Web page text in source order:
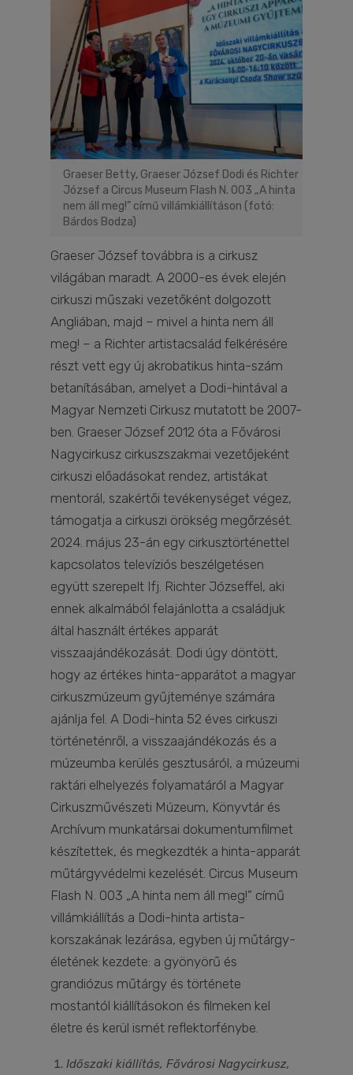
Graeser Betty, Graeser József Dodi és Richter
József a Circus Museum Flash N. 003 „A hinta
nem áll meg!” című villámkiállításon (fotó:
Bárdos Bodza)
Graeser József továbbra is a cirkusz
világában maradt. A 2000-es évek elején
cirkuszi műszaki vezetőként dolgozott
Angliában, majd – mivel a hinta nem áll
meg! – a Richter artistacsalád felkérésére
részt vett egy új akrobatikus hinta-szám
betanításában, amelyet a Dodi-hintával a
Magyar Nemzeti Cirkusz mutatott be 2007-
ben. Graeser József 2012 óta a Fővárosi
Nagycirkusz cirkuszszakmai vezetőjeként
cirkuszi előadásokat rendez, artistákat
mentorál, szakértői tevékenységet végez,
támogatja a cirkuszi örökség megőrzését.
2024. május 23-án egy cirkusztörténettel
kapcsolatos televíziós beszélgetésen
együtt szerepelt Ifj. Richter Józseffel, aki
ennek alkalmából felajánlotta a családjuk
által használt értékes apparát
visszaajándékozását. Dodi úgy döntött,
hogy az értékes hinta-apparátot a magyar
cirkuszmúzeum gyűjteménye számára
ajánlja fel. A Dodi-hinta 52 éves cirkuszi
történeténről, a visszaajándékozás és a
múzeumba kerülés gesztusáról, a múzeumi
raktári elhelyezés folyamatáról a Magyar
Cirkuszművészeti Múzeum, Könyvtár és
Archívum munkatársai dokumentumfilmet
készítettek, és megkezdték a hinta-apparát
műtárgyvédelmi kezelését. Circus Museum
Flash N. 003 „A hinta nem áll meg!” című
villámkiállítás a Dodi-hinta artista-
korszakának lezárása, egyben új műtárgy-
életének kezdete: a gyönyörű és
grandiózus műtárgy és története
mostantól kiállításokon és filmeken kel
életre és kerül ismét reflektorfénybe.
Időszaki kiállítás, Fővárosi Nagycirkusz,